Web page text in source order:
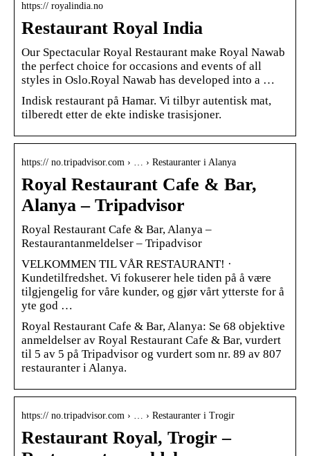
https:// royalindia.no
Restaurant Royal India
Our Spectacular Royal Restaurant make Royal Nawab
the perfect choice for occasions and events of all
styles in Oslo.Royal Nawab has developed into a …
Indisk restaurant på Hamar. Vi tilbyr autentisk mat,
tilberedt etter de ekte indiske trasisjoner.
https:// no.tripadvisor.com › … › Restauranter i Alanya
Royal Restaurant Cafe & Bar,
Alanya – Tripadvisor
Royal Restaurant Cafe & Bar, Alanya –
Restaurantanmeldelser – Tripadvisor
VELKOMMEN TIL VÅR RESTAURANT! ·
Kundetilfredshet. Vi fokuserer hele tiden på å være
tilgjengelig for våre kunder, og gjør vårt ytterste for å
yte god …
Royal Restaurant Cafe & Bar, Alanya: Se 68 objektive
anmeldelser av Royal Restaurant Cafe & Bar, vurdert
til 5 av 5 på Tripadvisor og vurdert som nr. 89 av 807
restauranter i Alanya.
https:// no.tripadvisor.com › … › Restauranter i Trogir
Restaurant Royal, Trogir –